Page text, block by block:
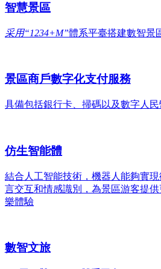
智慧景區
采用“1234+M”體系平臺搭建數智景
景區商戶數字化支付服務
具備包括銀行卡、掃碼以及數字人
仿生智能體
結合人工智能技術，機器人能夠實
言交互和情感識別，為景區游客提
樂體驗
數智文旅